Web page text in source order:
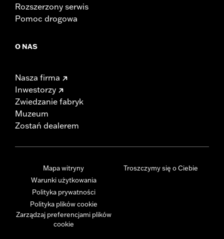
Rozszerzony serwis
Pomoc drogowa
O NAS
Nasza firma
Inwestorzy
Zwiedzanie fabryk
Muzeum
Zostań dealerem
Mapa witryny
Warunki użytkowania
Polityka prywatności
Polityka plików cookie
Zarządzaj preferencjami plików
cookie
Troszczymy się o Ciebie